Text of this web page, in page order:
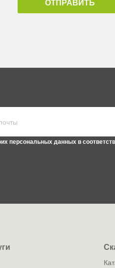
ОТПРАВИТЬ
персональных данных в